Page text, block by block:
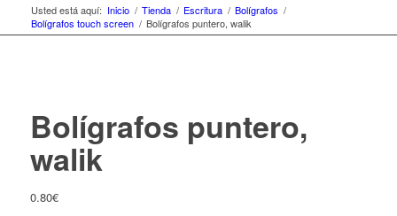
Usted está aquí: Inicio / Tienda / Escritura / Bolígrafos /
Bolígrafos touch screen / Bolígrafos puntero, walik
Bolígrafos puntero,
walik
0.80€